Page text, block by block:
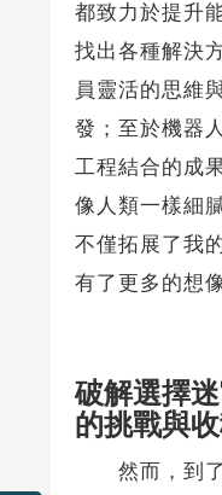
都致力於提升
找出各種解決
員靈活的思維
發；至於機器
工程結合的成
像人類一樣細
不僅拓展了我
有了更多的想像
破解選擇
的挑戰與
然而，到了